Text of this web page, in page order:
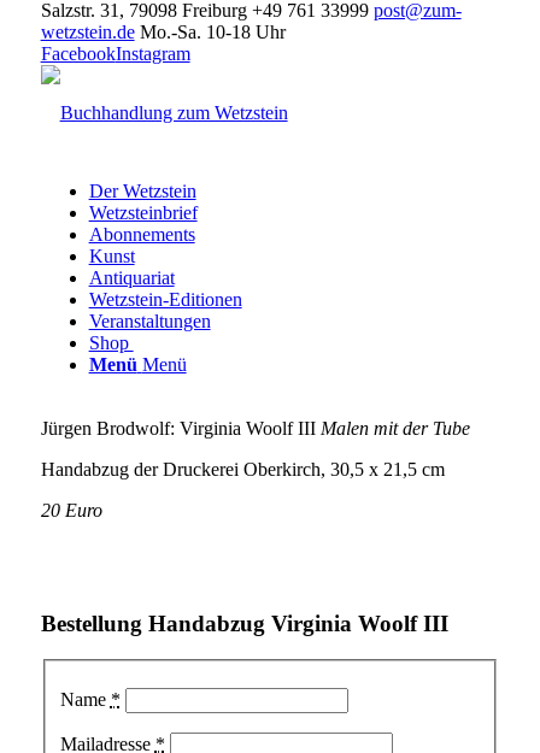
Salzstr. 31, 79098 Freiburg +49 761 33999 post@zum-
wetzstein.de Mo.-Sa. 10-18 Uhr
FacebookInstagram
Der Wetzstein
Wetzsteinbrief
Abonnements
Kunst
Antiquariat
Wetzstein-Editionen
Veranstaltungen
Shop
Menü Menü
Jürgen Brodwolf: Virginia Woolf III Malen mit der Tube
Handabzug der Druckerei Oberkirch, 30,5 x 21,5 cm
20 Euro
Bestellung Handabzug Virginia Woolf III
Name *
Mailadresse *